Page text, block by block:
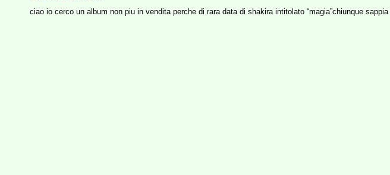
ciao io cerco un album non piu in vendita perche di rara data di shakira intitolato “magia”chiunque